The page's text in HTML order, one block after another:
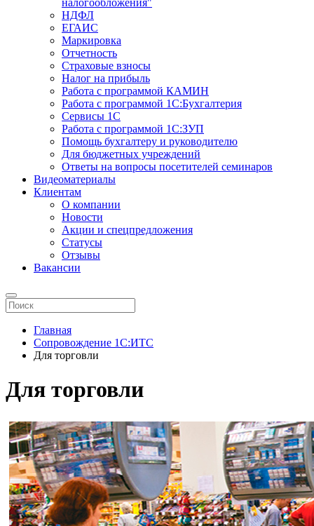
налогообложения"
НДФЛ
ЕГАИС
Маркировка
Отчетность
Страховые взносы
Налог на прибыль
Работа с программой КАМИН
Работа с программой 1С:Бухгалтерия
Сервисы 1С
Работа с программой 1С:ЗУП
Помощь бухгалтеру и руководителю
Для бюджетных учреждений
Ответы на вопросы посетителей семинаров
Видеоматериалы
Клиентам
О компании
Новости
Акции и спецпредложения
Статусы
Отзывы
Вакансии
Главная
Сопровождение 1С:ИТС
Для торговли
Для торговли